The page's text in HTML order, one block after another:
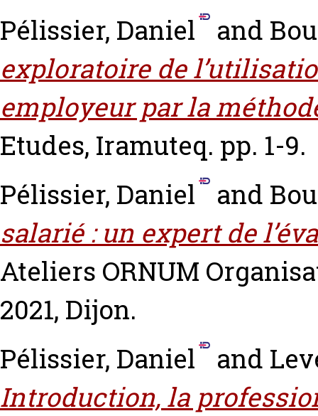
Pélissier, Daniel
and
exploratoire de
employeur par la
Etudes, Iramuteq. pp. 1-9.
Pélissier, Daniel
and
salarié : un expert de
Ateliers ORNUM
2021, Dijon.
Pélissier, Daniel
and
Introduction, la